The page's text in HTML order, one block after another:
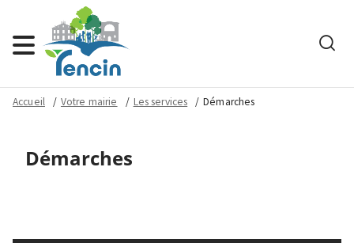
Menu
Accueil Votre mairie Les services Démarches
Démarches